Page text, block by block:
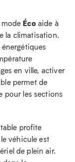
Écoaide à
la climatisation.
en ville, activer
permet de
pour les sections
profite
véhicule est
de plein air.